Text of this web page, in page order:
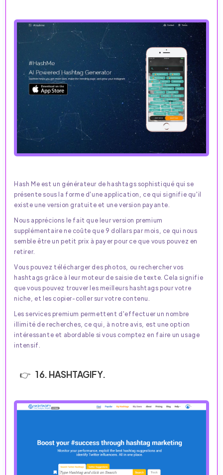
Hash Me est un générateur de hashtags sophistiqué qui se
présente sous la forme d'une application, ce qui signifie qu'il
existe une version gratuite et une version payante.
Nous apprécions le fait que leur version premium
supplémentaire ne coûte que 9 dollars par mois, ce qui nous
semble être un petit prix à payer pour ce que vous pouvez en
retirer.
Vous pouvez télécharger des photos, ou rechercher vos
hashtags grâce à leur moteur de saisie de texte. Cela signifie
que vous pouvez trouver les meilleurs hashtags pour votre
niche, et les copier-coller sur votre contenu.
Les services premium permettent d'effectuer un nombre
illimité de recherches, ce qui, à notre avis, est une option
intéressante et abordable si vous comptez en faire un usage
intensif.
16. HASHTAGIFY.